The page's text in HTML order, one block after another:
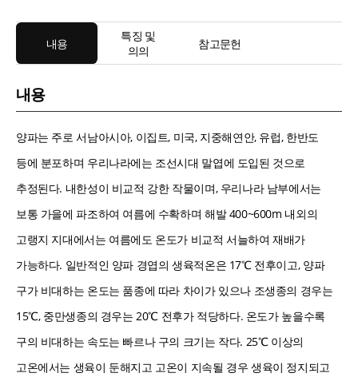
내용
특징 및
의의
참고문헌
내용
양파는 주로 서남아시아, 이집트, 미국, 지중해연안, 유럽, 한반도
등에 분포하며 우리나라에는 조선시대 말엽에 도입된 것으로
추정된다. 내한성이 비교적 강한 작물이며, 우리나라 남부에서는
보통 가을에 파조하여 여름에 수확하며 해발 400~600m 내외의
고랭지 지대에서는 여름에도 온도가 비교적 서늘하여 재배가
가능하다. 일반적인 양파 경엽의 생육적온은 17℃ 전후이고, 양파
구가 비대하는 온도는 품종에 따라 차이가 있으나 조생종의 경우는
15℃, 중만생종의 경우는 20℃ 전후가 적당하다. 온도가 높을수록
구의 비대하는 속도는 빠르나 구의 크기는 작다. 25℃ 이상의
고온에서는 생육이 둔해지고 고온이 지속될 경우 생육이 정지되고